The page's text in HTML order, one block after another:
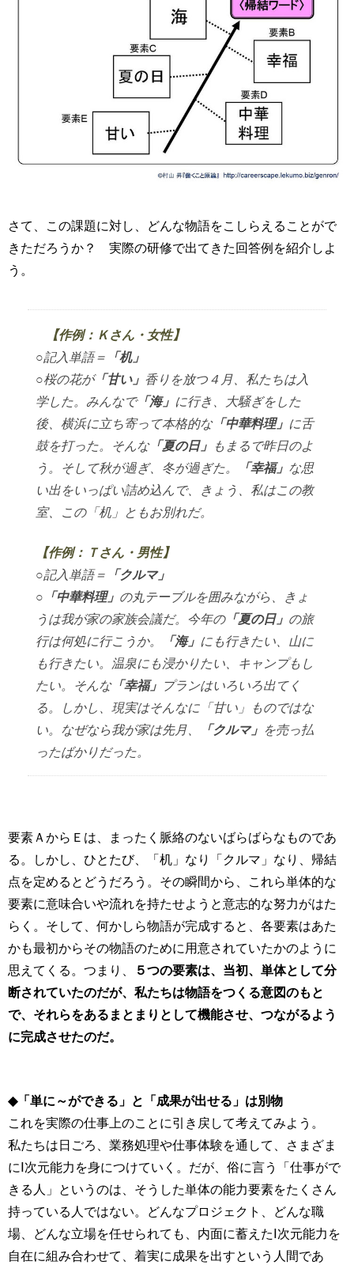
さて、この課題に対し、どんな物語をこしらえることがで
きただろうか？ 実際の研修で出てきた回答例を紹介しよ
う。
【作例：Ｋさん・女性】
○記入単語＝
「机」
○桜の花が「甘い」 香りを放つ４月、私たちは入
学した。みんなで「海」 に行き、大騒ぎをした
後、横浜に立ち寄って本格的な「中華料理」 に舌
鼓を打った。そんな「夏の日」
もまるで昨日のよ
う。そして秋が過ぎ、冬が過ぎた。
「幸福」 な思
い出をいっぱい詰め込んで、きょう、私はこの教
室、この「机」ともお別れだ。
【作例：Ｔさん・男性】
○記入単語＝
「クルマ」
○ 「中華料理」 の丸テーブルを囲みながら、きょ
うは我が家の家族会議だ。今年の「夏の日」 の旅
行は何処に行こうか。
「海」 にも行きたい、山に
も行きたい。温泉にも浸かりたい、キャンプもし
たい。そんな「幸福」 プランはいろいろ出てく
る。しかし、現実はそんなに「甘い」ものではな
い。なぜなら我が家は先月、
「クルマ」 を売っ払
ったばかりだった。
要素ＡからＥは、まったく脈絡のないばらばらなものであ
る。しかし、ひとたび、「机」なり「クルマ」なり、帰結
点を定めるとどうだろう。その瞬間から、これら単体的な
要素に意味合いや流れを持たせようと意志的な努力がはた
らく。そして、何かしら物語が完成すると、各要素はあた
かも最初からその物語のために用意されていたかのように
思えてくる。つまり、
５つの要素は、当初、単体として分
断されていたのだが、私たちは物語をつくる意図のもと
で、それらをあるまとまりとして機能させ、つながるよう
に完成させたのだ。
◆「単に～ができる」と「成果が出せる」は別物
これを実際の仕事上のことに引き戻して考えてみよう。
私たちは日ごろ、業務処理や仕事体験を通して、さまざま
にⅠ次元能力を身につけていく。だが、俗に言う「仕事がで
きる人」というのは、そうした単体の能力要素をたくさん
持っている人ではない。どんなプロジェクト、どんな職
場、どんな立場を任せられても、内面に蓄えたⅠ次元能力を
自在に組み合わせて、着実に成果を出すという人間であ